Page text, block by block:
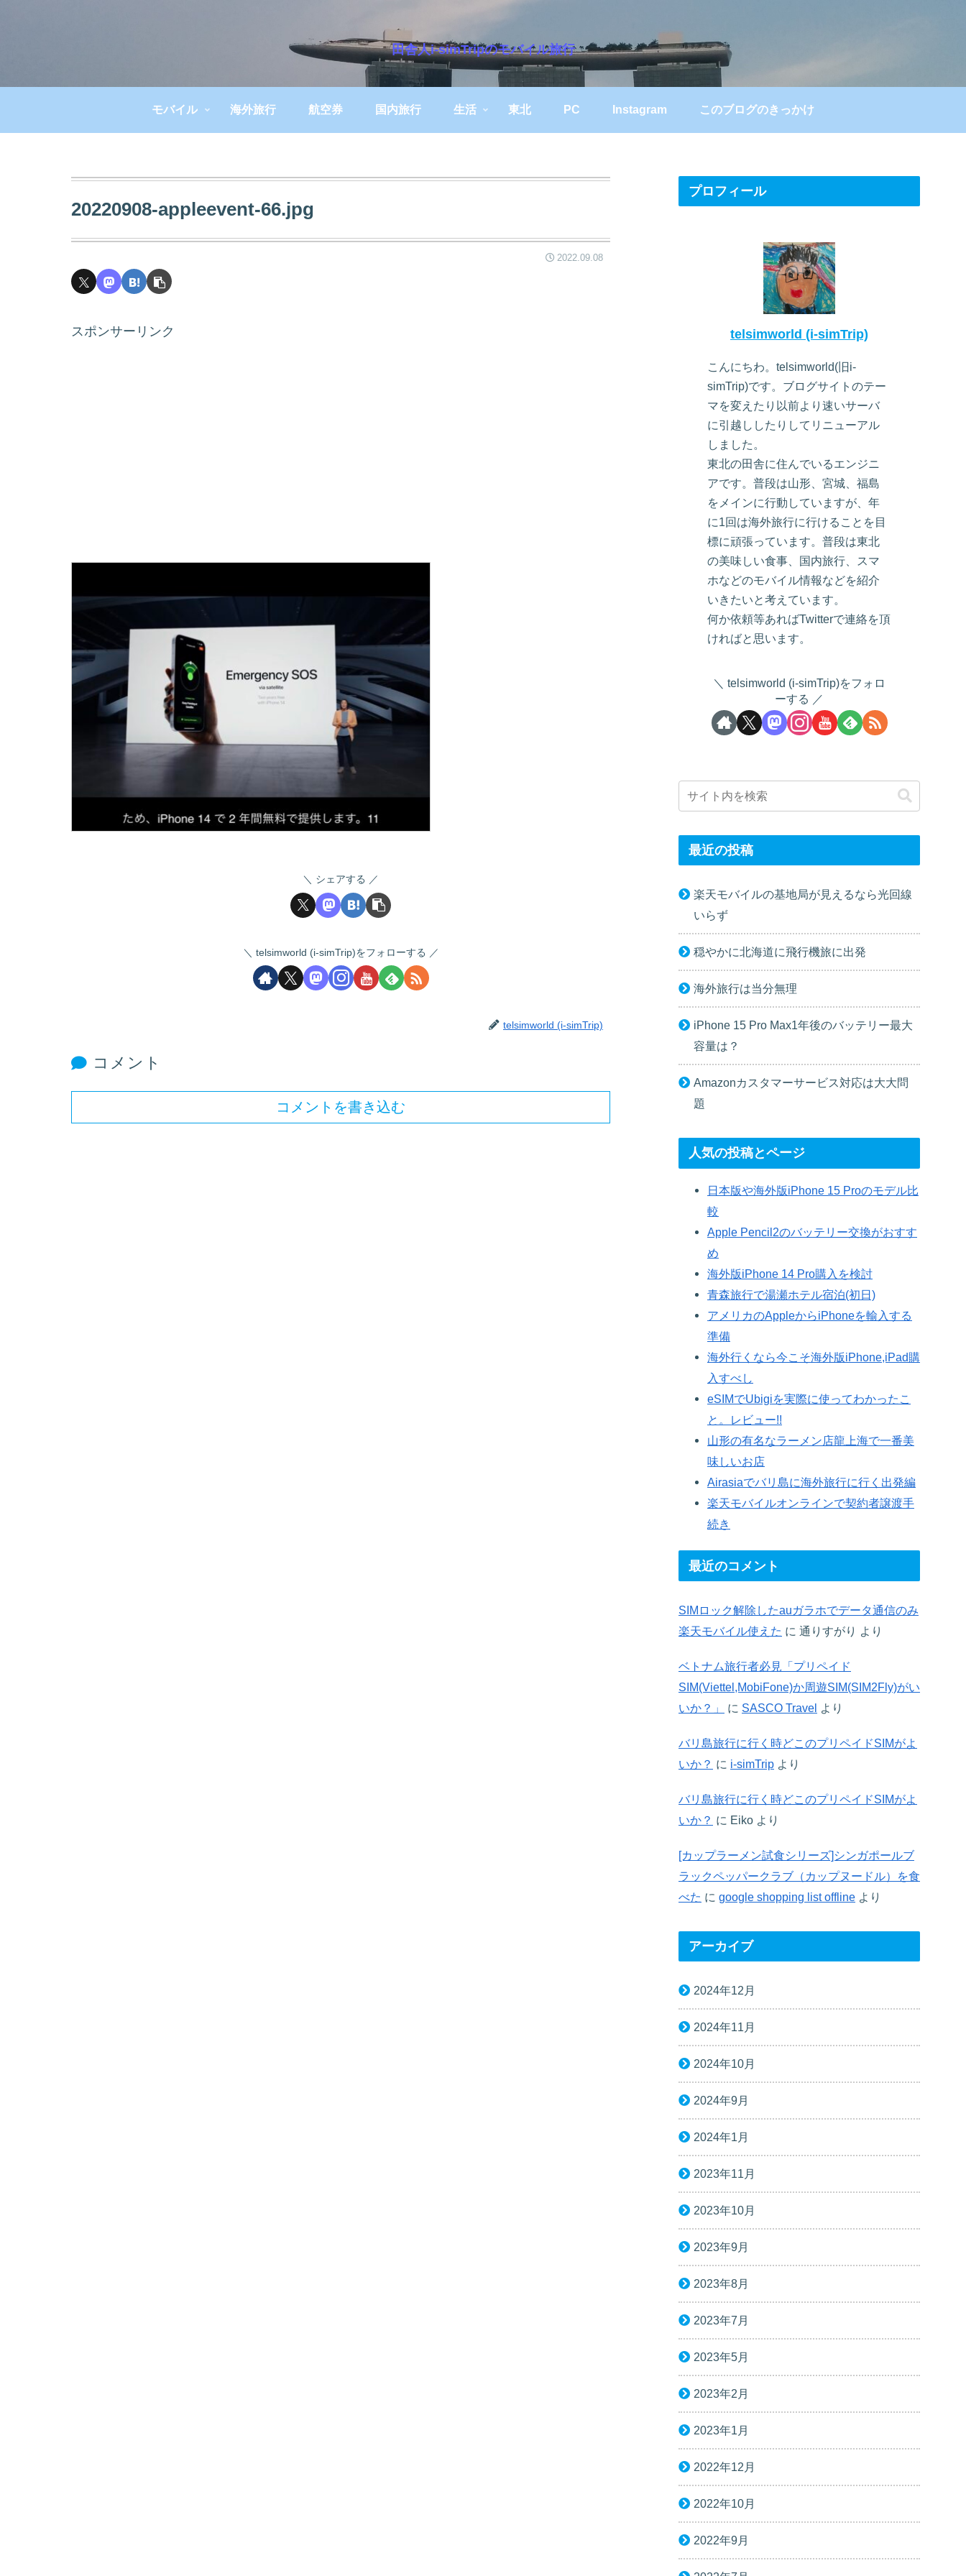
田舎人i-simTripのモバイル旅行
モバイル 海外旅行 航空券 国内旅行 生活 東北 PC Instagram このブログのきっかけ
20220908-appleevent-66.jpg
2022.09.08
スポンサーリンク
シェアする
telsimworld (i-simTrip)をフォローする
telsimworld (i-simTrip)
コメント
コメントを書き込む
プロフィール
telsimworld (i-simTrip)
こんにちわ。telsimworld(旧i-
simTrip)です。ブログサイトのテー
マを変えたり以前より速いサーバ
に引越ししたりしてリニューアル
しました。
東北の田舎に住んでいるエンジニ
アです。普段は山形、宮城、福島
をメインに行動していますが、年
に1回は海外旅行に行けることを目
標に頑張っています。普段は東北
の美味しい食事、国内旅行、スマ
ホなどのモバイル情報などを紹介
いきたいと考えています。
何か依頼等あればTwitterで連絡を頂
ければと思います。
telsimworld (i-simTrip)をフォロ
ーする
最近の投稿
楽天モバイルの基地局が見えるなら光回線
いらず
穏やかに北海道に飛行機旅に出発
海外旅行は当分無理
iPhone 15 Pro Max1年後のバッテリー最大
容量は？
Amazonカスタマーサービス対応は大大問
題
人気の投稿とページ
日本版や海外版iPhone 15 Proのモデル比
較
Apple Pencil2のバッテリー交換がおすす
め
海外版iPhone 14 Pro購入を検討
青森旅行で湯瀬ホテル宿泊(初日)
アメリカのAppleからiPhoneを輸入する
準備
海外行くなら今こそ海外版iPhone,iPad購
入すべし
eSIMでUbigiを実際に使ってわかったこ
と。レビュー!!
山形の有名なラーメン店龍上海で一番美
味しいお店
Airasiaでバリ島に海外旅行に行く出発編
楽天モバイルオンラインで契約者譲渡手
続き
最近のコメント
SIMロック解除したauガラホでデータ通信のみ
楽天モバイル使えた に 通りすがり より
ベトナム旅行者必見「プリペイド
SIM(Viettel,MobiFone)か周遊SIM(SIM2Fly)がい
いか？」
に SASCO Travel より
バリ島旅行に行く時どこのプリペイドSIMがよ
いか？ に i-simTrip より
バリ島旅行に行く時どこのプリペイドSIMがよ
いか？ に Eiko より
[カップラーメン試食シリーズ]シンガポールブ
ラックペッパークラブ（カップヌードル）を食
べた に google shopping list offline より
アーカイブ
2024年12月
2024年11月
2024年10月
2024年9月
2024年1月
2023年11月
2023年10月
2023年9月
2023年8月
2023年7月
2023年5月
2023年2月
2023年1月
2022年12月
2022年10月
2022年9月